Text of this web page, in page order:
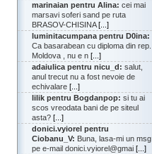
marinaian pentru Alina: cei mai
marsavi soferi sand pe ruta
BRASOV-CHISINA[...]
luminitacumpana pentru D0ina:
Ca basarabean cu diploma din rep.
Moldova , nu e n [...]
adaiulica pentru nicu_d: salut,
anul trecut nu a fost nevoie de
echivalare [...]
lilik pentru Bogdanpop: si tu ai
scos vreodata bani de pe siteul
asta? [...]
donici.vyiorel pentru
Ciobanu_V: Buna, lasa-mi un msg
pe e-mail donici.vyiorel@gmai [...]